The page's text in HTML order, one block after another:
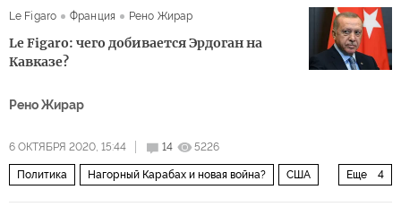
союзники
Le Figaro Франция Рено Жирар
Le Figaro: чего добивается Эрдоган на
Кавказе?
Рено Жирар
6 ОКТЯБРЯ 2020, 15:44 14 5226
Еще 4
Политика Нагорный Карабах и новая война? США